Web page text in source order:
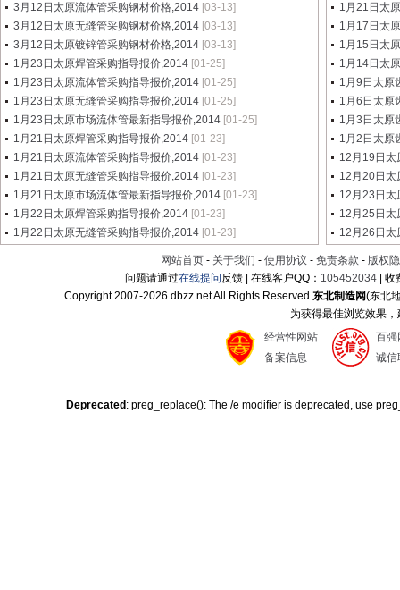
3月12日太原流体管采购钢材价格,2014 [03-13]
3月12日太原无缝管采购钢材价格,2014 [03-13]
3月12日太原镀锌管采购钢材价格,2014 [03-13]
1月23日太原焊管采购指导报价,2014 [01-25]
1月23日太原流体管采购指导报价,2014 [01-25]
1月23日太原无缝管采购指导报价,2014 [01-25]
1月23日太原市场流体管最新指导报价,2014 [01-25]
1月21日太原焊管采购指导报价,2014 [01-23]
1月21日太原流体管采购指导报价,2014 [01-23]
1月21日太原无缝管采购指导报价,2014 [01-23]
1月21日太原市场流体管最新指导报价,2014 [01-23]
1月22日太原焊管采购指导报价,2014 [01-23]
1月22日太原无缝管采购指导报价,2014 [01-23]
1月21日太
1月17日太
1月15日太
1月14日太
1月9日太原
1月6日太原
1月3日太原
1月2日太原
12月19日太
12月20日太
12月23日太
12月25日太
12月26日太
网站首页 - 关于我们 - 使用协议 - 免责条款 - 版权
问题请通过在线提问反馈 | 在线客户QQ： 105452034 |
Copyright 2007-2026 dbzz.net All Rights Reserved东北制造网(东北
为获得最佳浏览效果
经营性网站
备案信息
百强
诚信
Deprecated : preg_replace(): The /e modifier is deprecated, use